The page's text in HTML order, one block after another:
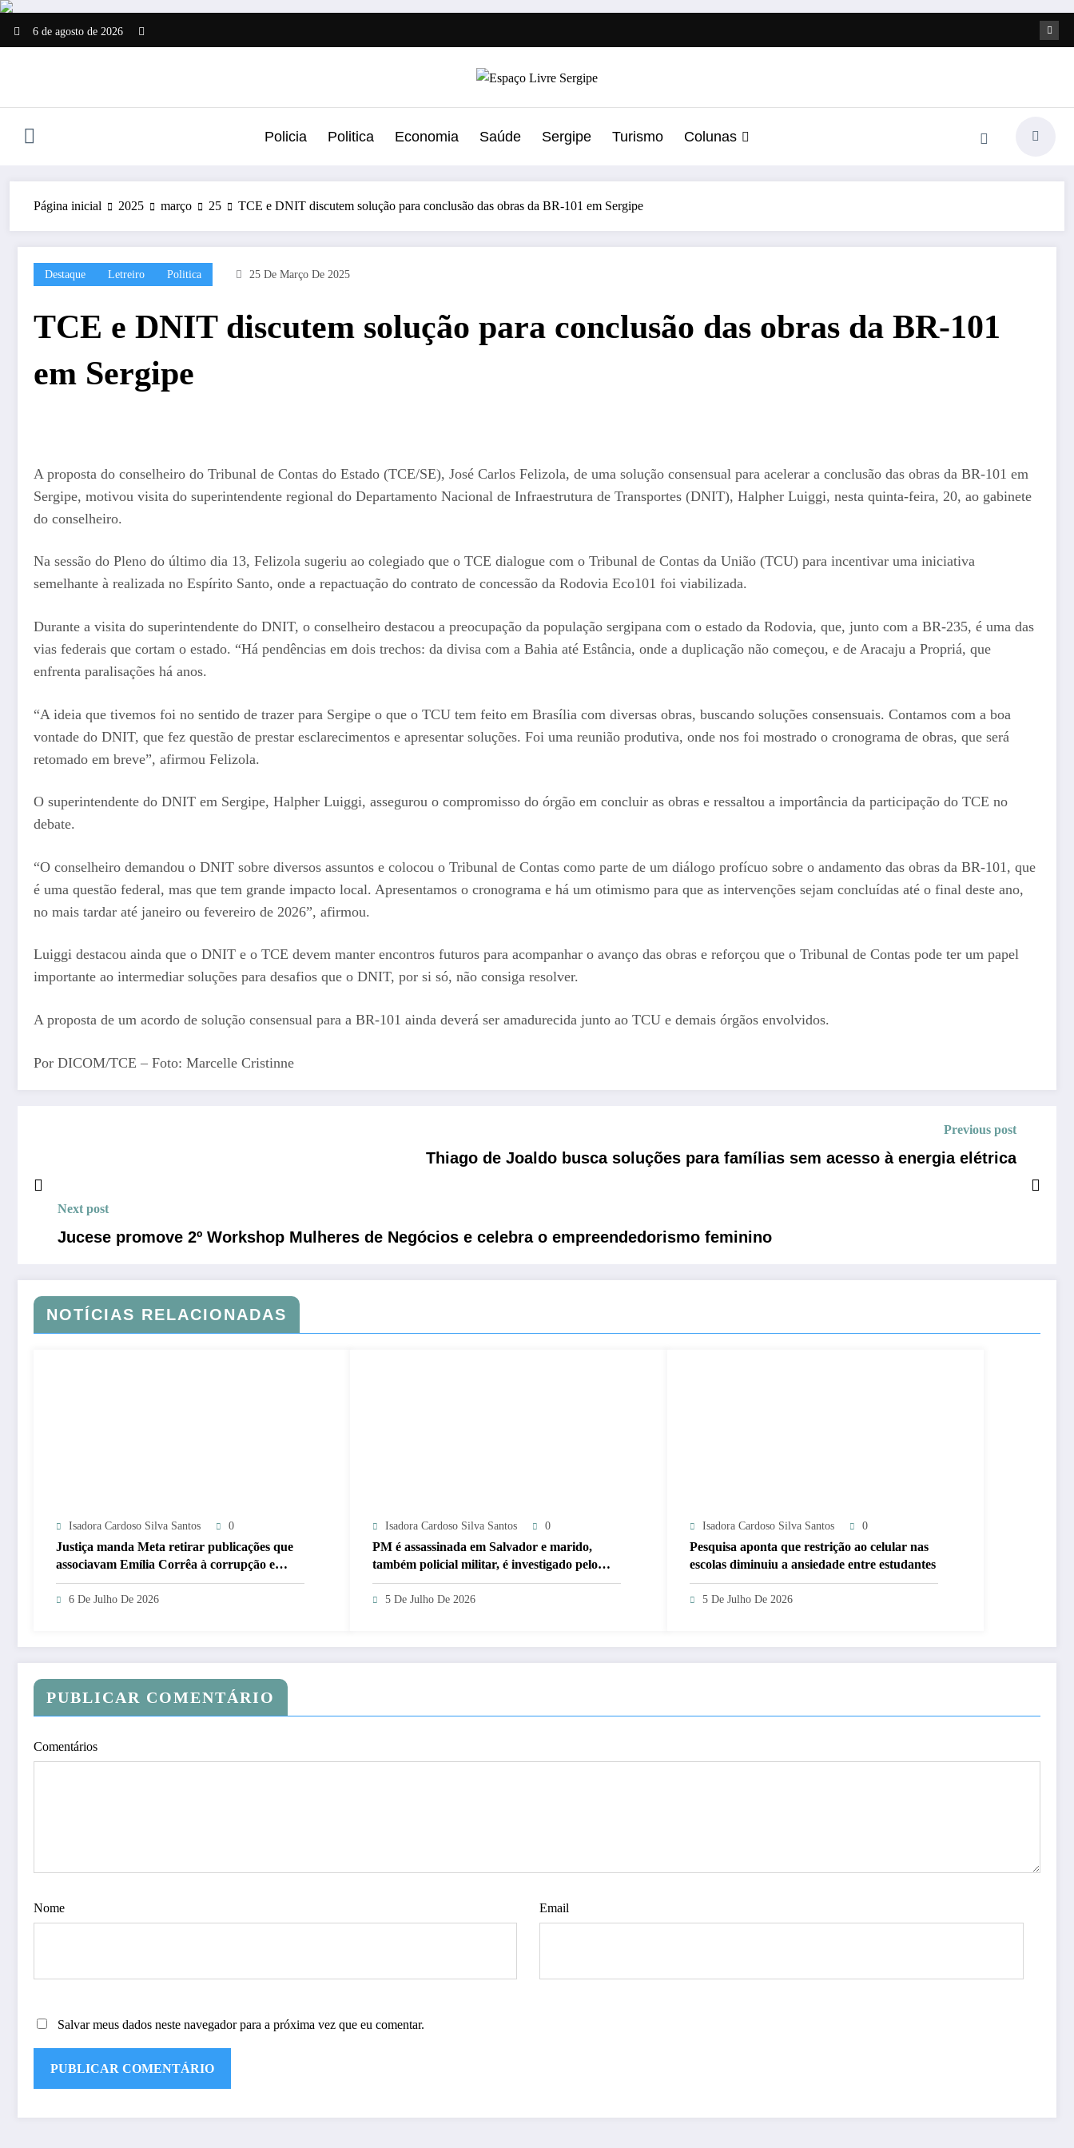
Pular
para
o
6 de agosto de 2026
Policia Politica Economia Saúde Sergipe Turismo Colunas
Página inicial 2025 março 25 TCE e DNIT discutem solução para conclusão das obras da BR-101 em Sergipe
Destaque Letreiro Politica 25 De Março De 2025
TCE e DNIT discutem solução para conclusão das obras da BR-101
em Sergipe
A proposta do conselheiro do Tribunal de Contas do Estado (TCE/SE), José Carlos Felizola, de uma solução consensual para acelerar a conclusão das obras da BR-101 em
Sergipe, motivou visita do superintendente regional do Departamento Nacional de Infraestrutura de Transportes (DNIT), Halpher Luiggi, nesta quinta-feira, 20, ao gabinete
do conselheiro.
Na sessão do Pleno do último dia 13, Felizola sugeriu ao colegiado que o TCE dialogue com o Tribunal de Contas da União (TCU) para incentivar uma iniciativa
semelhante à realizada no Espírito Santo, onde a repactuação do contrato de concessão da Rodovia Eco101 foi viabilizada.
Durante a visita do superintendente do DNIT, o conselheiro destacou a preocupação da população sergipana com o estado da Rodovia, que, junto com a BR-235, é uma das
vias federais que cortam o estado. “Há pendências em dois trechos: da divisa com a Bahia até Estância, onde a duplicação não começou, e de Aracaju a Propriá, que
enfrenta paralisações há anos.
“A ideia que tivemos foi no sentido de trazer para Sergipe o que o TCU tem feito em Brasília com diversas obras, buscando soluções consensuais. Contamos com a boa
vontade do DNIT, que fez questão de prestar esclarecimentos e apresentar soluções. Foi uma reunião produtiva, onde nos foi mostrado o cronograma de obras, que será
retomado em breve”, afirmou Felizola.
O superintendente do DNIT em Sergipe, Halpher Luiggi, assegurou o compromisso do órgão em concluir as obras e ressaltou a importância da participação do TCE no
debate.
“O conselheiro demandou o DNIT sobre diversos assuntos e colocou o Tribunal de Contas como parte de um diálogo profícuo sobre o andamento das obras da BR-101, que
é uma questão federal, mas que tem grande impacto local. Apresentamos o cronograma e há um otimismo para que as intervenções sejam concluídas até o final deste ano,
no mais tardar até janeiro ou fevereiro de 2026”, afirmou.
Luiggi destacou ainda que o DNIT e o TCE devem manter encontros futuros para acompanhar o avanço das obras e reforçou que o Tribunal de Contas pode ter um papel
importante ao intermediar soluções para desafios que o DNIT, por si só, não consiga resolver.
A proposta de um acordo de solução consensual para a BR-101 ainda deverá ser amadurecida junto ao TCU e demais órgãos envolvidos. ​
Por DICOM/TCE – Foto: Marcelle Cristinne
Previous post
Thiago de Joaldo busca soluções para famílias sem acesso à energia elétrica
Next post
Jucese promove 2º Workshop Mulheres de Negócios e celebra o empreendedorismo feminino
NOTÍCIAS RELACIONADAS
Isadora Cardoso Silva Santos 0
Justiça manda Meta retirar publicações que
associavam Emília Corrêa à corrupção e
identificar responsáveis
6 De Julho De 2026
Isadora Cardoso Silva Santos 0
PM é assassinada em Salvador e marido,
também policial militar, é investigado pelo
crime
5 De Julho De 2026
Isadora Cardoso Silva Santos 0
Pesquisa aponta que restrição ao celular nas
escolas diminuiu a ansiedade entre estudantes
5 De Julho De 2026
PUBLICAR COMENTÁRIO
Comentários
Nome Email
Salvar meus dados neste navegador para a próxima vez que eu comentar.